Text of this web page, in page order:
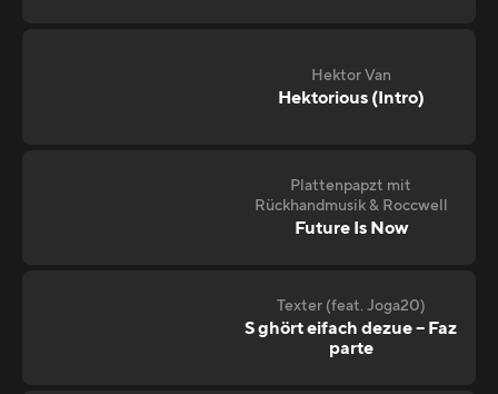
Hektor Van
Hektorious (Intro)
Plattenpapzt mit
Rückhandmusik & Roccwell
Future Is Now
Texter (feat. Joga20)
S ghört eifach dezue – Faz
parte